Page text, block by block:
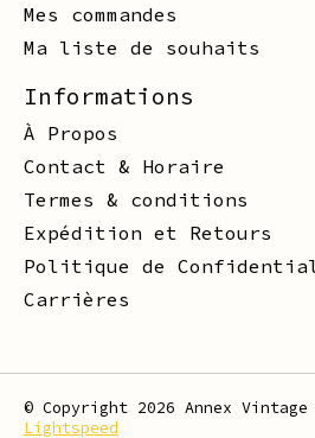
Mes commandes
Ma liste de souhaits
Informations
À Propos
Contact & Horaire
Termes & conditions
Expédition et Retours
Politique de
Carrières
© Copyright 2026 Annex Vintage
Lightspeed